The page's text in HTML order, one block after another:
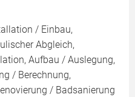
/ Einbau,
Abgleich,
Aufbau / Auslegung,
/ Berechnung,
/ Badsanierung